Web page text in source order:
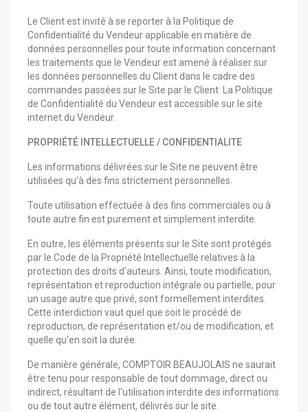
Le Client est invité à se reporter à la Politique de
Confidentialité du Vendeur applicable en matière de
données personnelles pour toute information concernant
les traitements que le Vendeur est amené à réaliser sur
les données personnelles du Client dans le cadre des
commandes passées sur le Site par le Client. La Politique
de Confidentialité du Vendeur est accessible sur le site
internet du Vendeur.
PROPRIÉTÉ INTELLECTUELLE / CONFIDENTIALITE
Les informations délivrées sur le Site ne peuvent être
utilisées qu’à des fins strictement personnelles.
Toute utilisation effectuée à des fins commerciales ou à
toute autre fin est purement et simplement interdite.
En outre, les éléments présents sur le Site sont protégés
par le Code de la Propriété Intellectuelle relatives à la
protection des droits d'auteurs. Ainsi, toute modification,
représentation et reproduction intégrale ou partielle, pour
un usage autre que privé, sont formellement interdites.
Cette interdiction vaut quel que soit le procédé de
reproduction, de représentation et/ou de modification, et
quelle qu'en soit la durée.
De manière générale, COMPTOIR BEAUJOLAIS ne saurait
être tenu pour responsable de tout dommage, direct ou
indirect, résultant de l'utilisation interdite des informations
ou de tout autre élément, délivrés sur le site.